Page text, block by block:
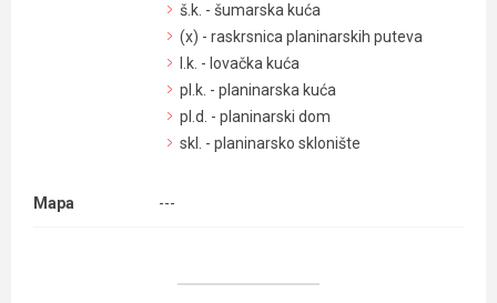
š.k. - šumarska kuća
(x) - raskrsnica planinarskih puteva
l.k. - lovačka kuća
pl.k. - planinarska kuća
pl.d. - planinarski dom
skl. - planinarsko sklonište
Mapa ---